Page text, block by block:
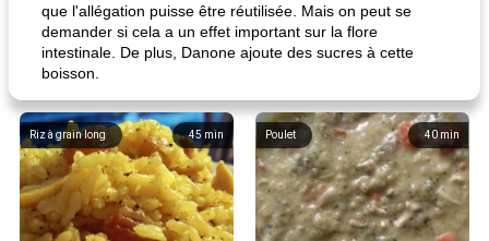
que l'allégation puisse être réutilisée. Mais on peut se
demander si cela a un effet important sur la flore
intestinale. De plus, Danone ajoute des sucres à cette
boisson.
45 min
Riz à grain long 40 min
Poulet